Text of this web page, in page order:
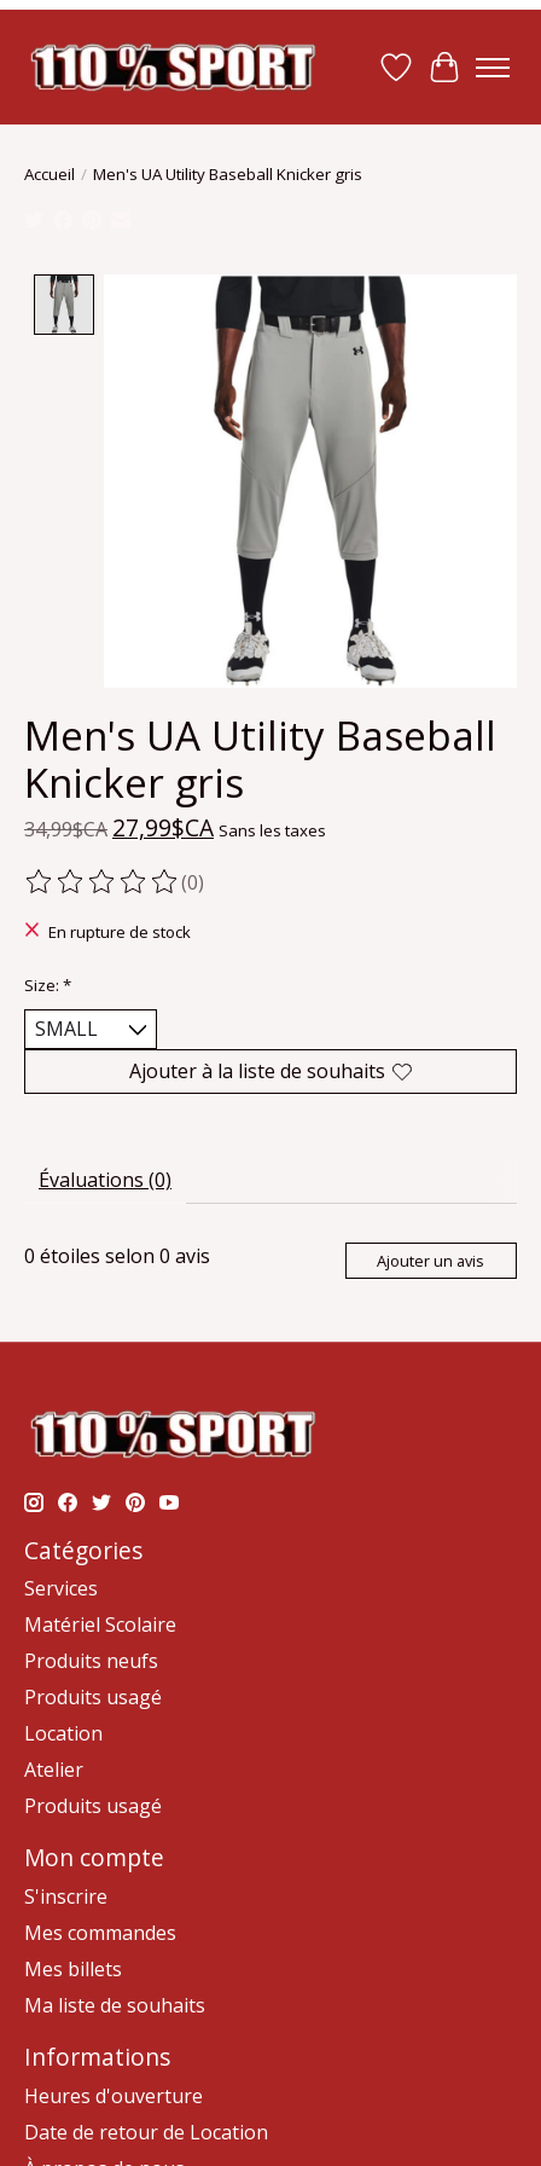
Liste dePanier
Accueil / Men's UA Utility Baseball Knicker gris
Product image slideshow Items
Men's UA Utility Baseball
Knicker gris
34,99$CA 27,99$CA Sans les taxes
Ce produit est évalué à
(0)
En rupture de stock
Size: *
Ajouter à la liste de souhaits
Évaluations (0)
0 étoiles selon 0 avis Ajouter un avis
Catégories
Services
Matériel Scolaire
Produits neufs
Produits usagé
Location
Atelier
Produits usagé
Mon compte
S'inscrire
Mes commandes
Mes billets
Ma liste de souhaits
Informations
Heures d'ouverture
Date de retour de Location